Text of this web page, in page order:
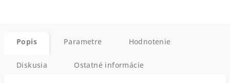
Popis Parametre Hodnotenie
Diskusia Ostatné informácie